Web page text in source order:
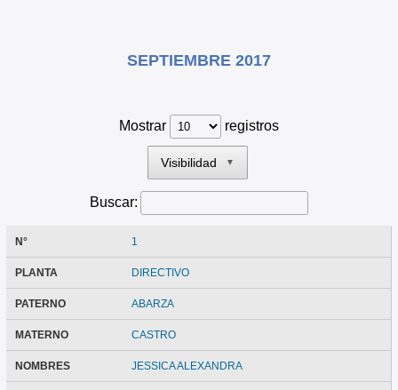
SEPTIEMBRE 2017
Mostrar registros
Visibilidad ▼
Buscar:
N° 1
PLANTA DIRECTIVO
PATERNO ABARZA
MATERNO CASTRO
NOMBRES JESSICA ALEXANDRA